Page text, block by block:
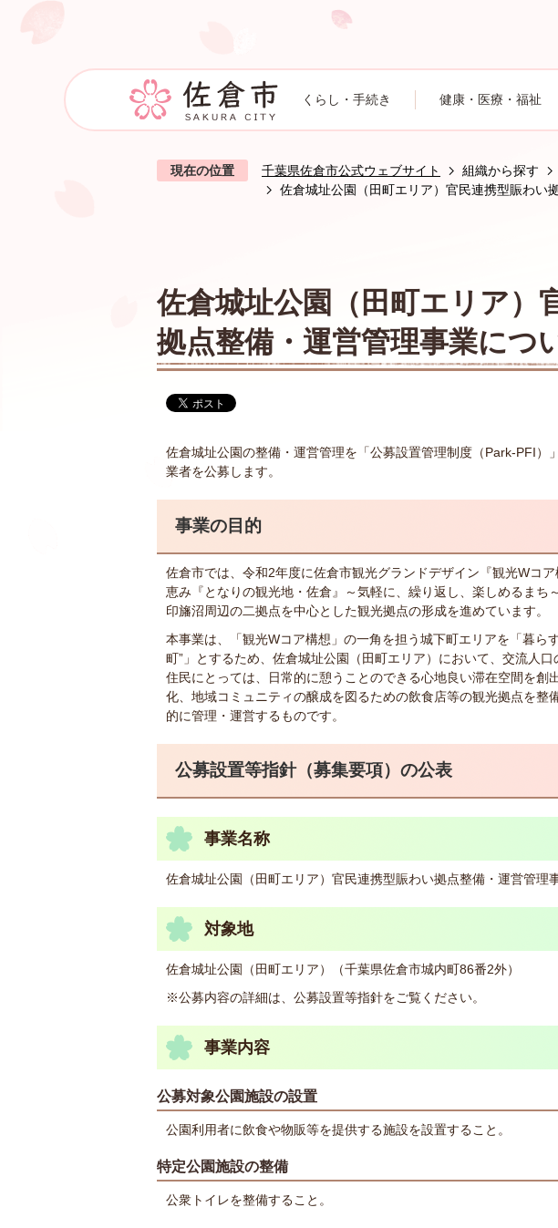
くらし・手続き 健康・医療・福祉
現在の位置 千葉県佐倉市公式ウェブサイト 組織から探す
佐倉城址公園（田町エリア）官民連携型賑わい
佐倉城址公園（田町エリア）
拠点整備・運営管理事業につ
佐倉城址公園の整備・運営管理を「公募設置管理制度（Park-PFI）
業者を公募します。
事業の目的
佐倉市では、令和2年度に佐倉市観光グランドデザイン『観光Wコ
恵み『となりの観光地・佐倉』～気軽に、繰り返し、楽しめるまち
印旛沼周辺の二拠点を中心とした観光拠点の形成を進めています。
本事業は、「観光Wコア構想」の一角を担う城下町エリアを「暮ら
町”」とするため、佐倉城址公園（田町エリア）において、交流人
住民にとっては、日常的に憩うことのできる心地良い滞在空間を創
化、地域コミュニティの醸成を図るための飲食店等の観光拠点を整
的に管理・運営するものです。
公募設置等指針（募集要項）の公表
事業名称
佐倉城址公園（田町エリア）官民連携型賑わい拠点整備・運営管理
対象地
佐倉城址公園（田町エリア）（千葉県佐倉市城内町86番2外）
※公募内容の詳細は、公募設置等指針をご覧ください。
事業内容
公募対象公園施設の設置
公園利用者に飲食や物販等を提供する施設を設置すること。
特定公園施設の整備
公衆トイレを整備すること。